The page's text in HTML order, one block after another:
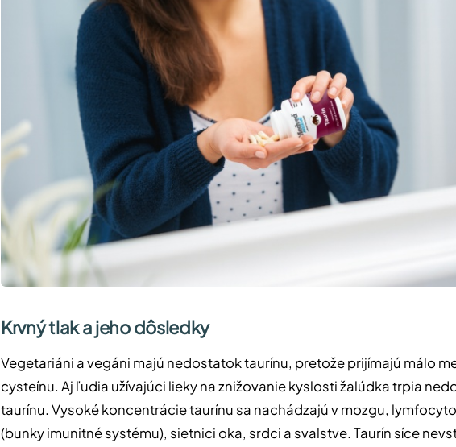
Krvný tlak a jeho dôsledky
Vegetariáni a vegáni majú nedostatok taurínu, pretože prijímajú málo
cysteínu. Aj ľudia užívajúci lieky na znižovanie kyslosti žalúdka trpia
taurínu. Vysoké koncentrácie taurínu sa nachádzajú v mozgu,
(bunky imunitné systému), sietnici oka, srdci a svalstve. Taurín síce